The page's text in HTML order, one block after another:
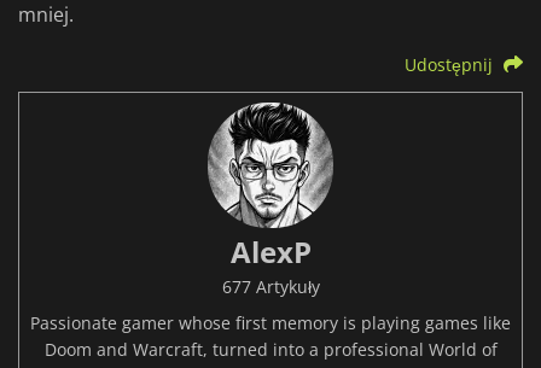
mniej.
Udostępnij
AlexP
677 Artykuły
Passionate gamer whose first memory is playing games like
Doom and Warcraft, turned into a professional World of